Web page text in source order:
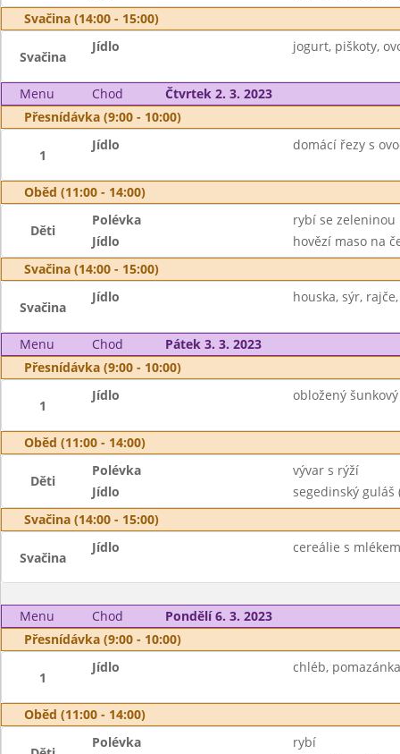
Svačina (14:00 - 15:00)
Svačina
Jídlo jogurt, piškoty,
Menu Chod
Čtvrtek 2. 3. 2023
Přesnídávka (9:00 - 10:00)
1
Jídlo domácí řezy s
Oběd (11:00 - 14:00)
Děti
Polévka
rybí se zeleninou
Jídlo
hovězí maso na
Svačina (14:00 - 15:00)
Svačina
Jídlo houska, sýr,
Menu Chod
Pátek 3. 3. 2023
Přesnídávka (9:00 - 10:00)
1
Jídlo obložený
Oběd (11:00 - 14:00)
Děti
Polévka
vývar s rýží
Jídlo
segedinský guláš
Svačina (14:00 - 15:00)
Svačina
Jídlo cereálie s
Menu Chod
Pondělí 6. 3. 2023
Přesnídávka (9:00 - 10:00)
1
Jídlo chléb,
Oběd (11:00 - 14:00)
Polévka
rybí